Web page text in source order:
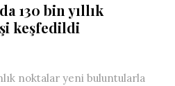
130 bin yıllık
keşfedildi
noktalar yeni buluntularla